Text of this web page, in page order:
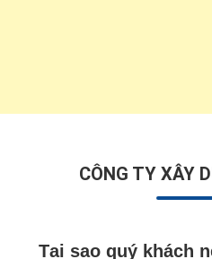
CÔNG TY XÂY
Tại sao quý khách